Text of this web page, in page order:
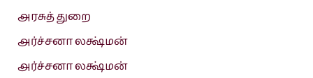
அரசுத் துறை
அர்ச்சனா லக்ஷ்மன்
அர்ச்சனா லக்ஷ்மன்